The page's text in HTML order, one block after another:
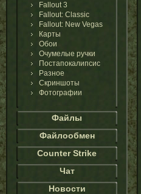
Fallout 3
Fallout: Classic
Fallout: New Vegas
Карты
Обои
Очумелые ручки
Постапокалипсис
Разное
Скриншоты
Фотографии
Файлы
Файлообмен
Counter Strike
Чат
Новости